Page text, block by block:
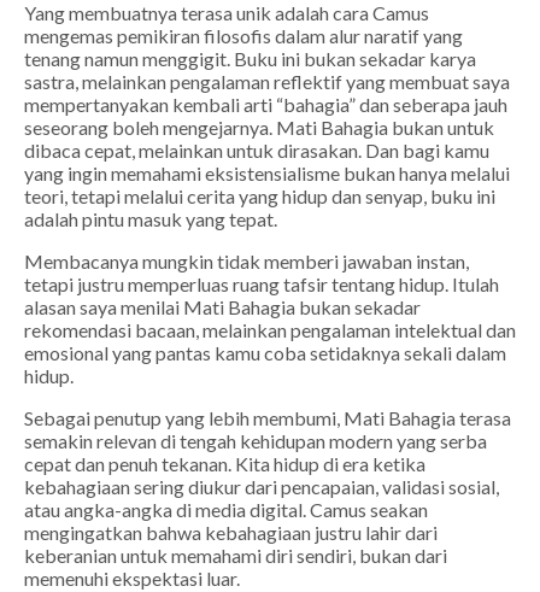
Yang membuatnya terasa unik adalah cara Camus
mengemas pemikiran filosofis dalam alur naratif yang
tenang namun menggigit. Buku ini bukan sekadar karya
sastra, melainkan pengalaman reflektif yang membuat saya
mempertanyakan kembali arti “bahagia” dan seberapa jauh
seseorang boleh mengejarnya. Mati Bahagia bukan untuk
dibaca cepat, melainkan untuk dirasakan. Dan bagi kamu
yang ingin memahami eksistensialisme bukan hanya melalui
teori, tetapi melalui cerita yang hidup dan senyap, buku ini
adalah pintu masuk yang tepat.
Membacanya mungkin tidak memberi jawaban instan,
tetapi justru memperluas ruang tafsir tentang hidup. Itulah
alasan saya menilai Mati Bahagia bukan sekadar
rekomendasi bacaan, melainkan pengalaman intelektual dan
emosional yang pantas kamu coba setidaknya sekali dalam
hidup.
Sebagai penutup yang lebih membumi, Mati Bahagiaterasa
semakin relevan di tengah kehidupan modern yang serba
cepat dan penuh tekanan. Kita hidup di era ketika
kebahagiaan sering diukur dari pencapaian, validasi sosial,
atau angka-angka di media digital. Camus seakan
mengingatkan bahwa kebahagiaan justru lahir dari
keberanian untuk memahami diri sendiri, bukan dari
memenuhi ekspektasi luar.